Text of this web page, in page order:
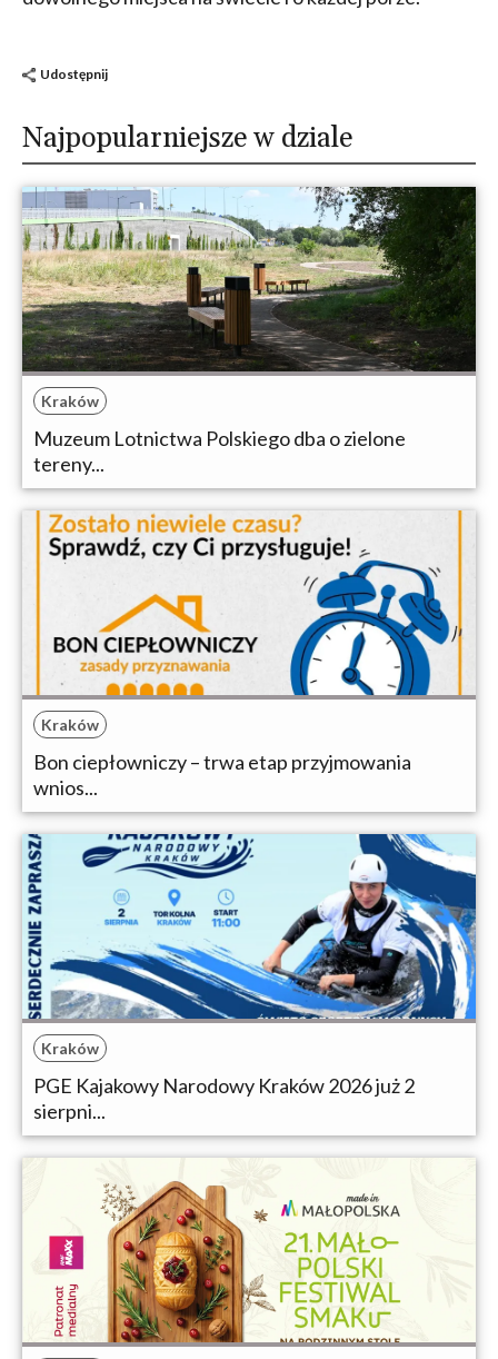
Udostępnij
Najpopularniejsze w dziale
Kraków
Muzeum Lotnictwa Polskiego dba o zielone
tereny...
Kraków
Bon ciepłowniczy – trwa etap przyjmowania
wnios...
Kraków
PGE Kajakowy Narodowy Kraków 2026 już 2
sierpni...